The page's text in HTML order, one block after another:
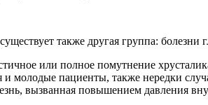
также другая группа: болезни
или полное помутнение
и молодые пациенты, также нередки
вызванная повышением давления